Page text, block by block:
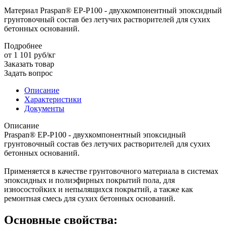
Материал Praspan® EP-P100 - двухкомпонентный эпоксидный
грунтовочный состав без летучих растворителей для сухих
бетонных оснований.
Подробнее
от 1 101 руб/кг
Заказать товар
Задать вопрос
Описание
Характеристики
Документы
Описание
Praspan® EP-P100 - двухкомпонентный эпоксидный
грунтовочный состав без летучих растворителей для сухих
бетонных оснований.
Применяется в качестве грунтовочного материала в системах
эпоксидных и полиэфирных покрытий пола, для
износостойких и непылящихся покрытий, а также как
ремонтная смесь для сухих бетонных оснований.
Основные свойства: